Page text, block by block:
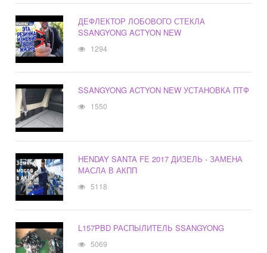
ДЕФЛЕКТОР ЛОБОВОГО СТЕКЛА
SSANGYONG ACTYON NEW
1294
SSANGYONG ACTYON NEW УСТАНОВКА ПТФ
1550
HENDAY SANTA FE 2017 ДИЗЕЛЬ - ЗАМЕНА
МАСЛА В АКПП
5118
L157PBD РАСПЫЛИТЕЛЬ SSANGYONG
5069